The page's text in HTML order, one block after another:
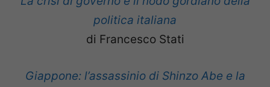
politica italiana
di Francesco Stati
Giappone: l’assassinio di Shinzo Abe e la